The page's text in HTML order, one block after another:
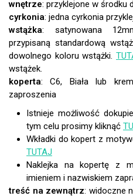
wnętrze: przyklejone w środku
cyrkonia: jedna cyrkonia
wstążka: satynowana
przypisaną standardową
dowolnego koloru wstążki.
wstążek.
koperta:
Istnieje możliwość
tym celu prosimy kliknąć
Wkładki do kopert z
TUTAJ
Naklejka na kopertę z
imieniem i nazwiskiem
treść na zewnątrz: widoczne